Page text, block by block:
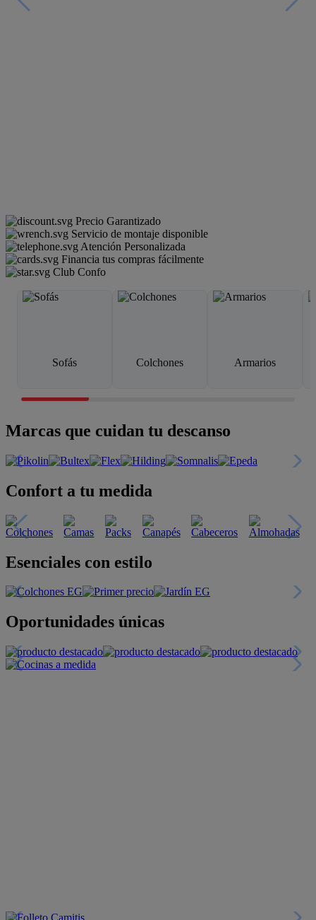
Precio Garantizado
Servicio de montaje disponible
Atención Personalizada
Financia tus compras fácilmente
Club Confo
Sofás Colchones Armarios
Marcas que cuidan tu descanso
Confort a tu medida
Esenciales con estilo
Oportunidades únicas